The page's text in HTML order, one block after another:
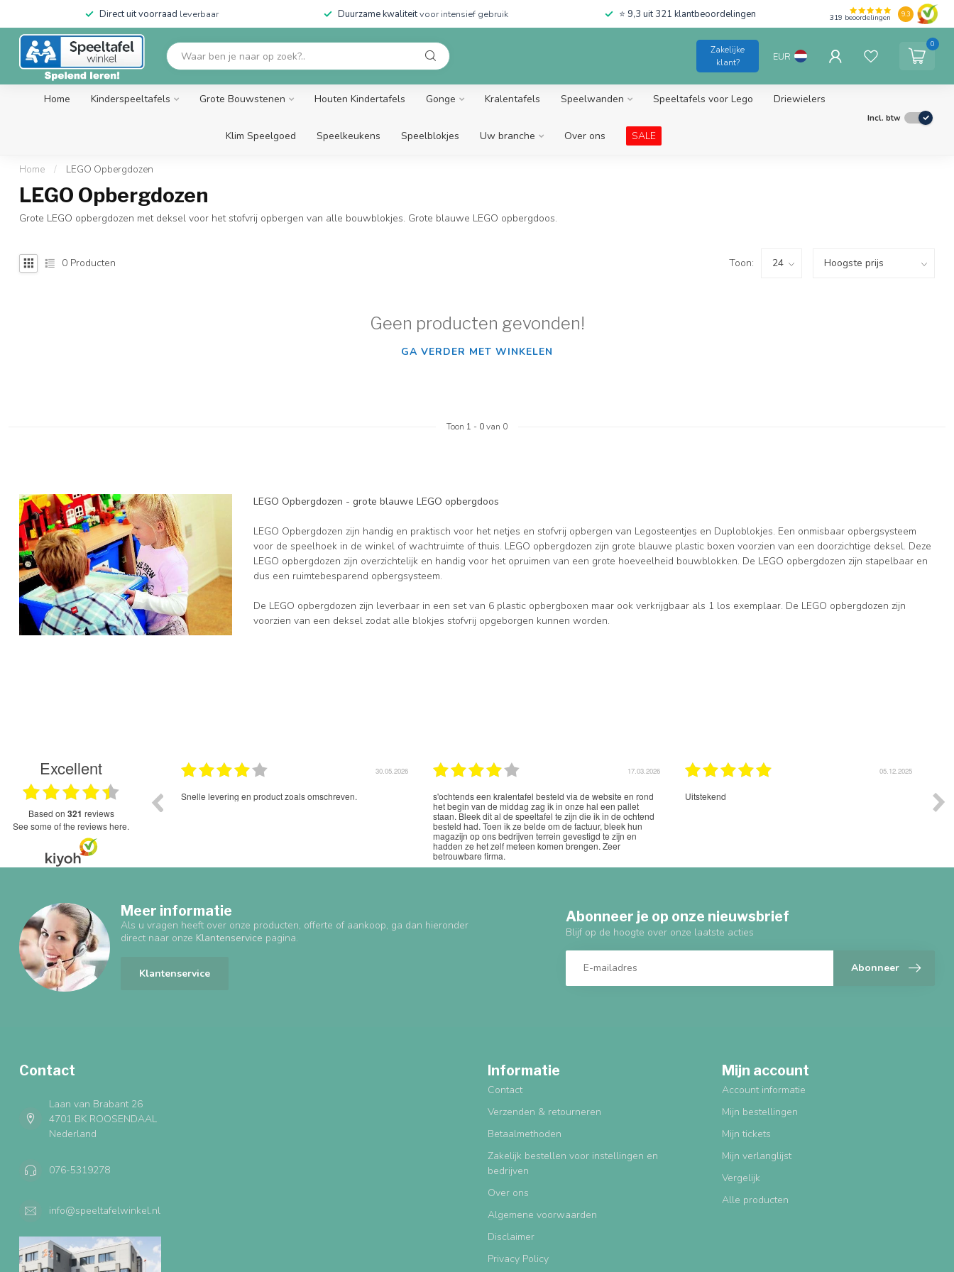
Direct uit voorraad leverbaar Duurzame kwaliteitvoor intensief gebruik ⭐ 9,3 uit 321 klantbeoordelingen 319 beoordelingen 9.3
Zakelijke
klant?
EUR
0
Home Kinderspeeltafels Grote Bouwstenen Houten Kindertafels Gonge Kralentafels Speelwanden Speeltafels voor Lego Driewielers
Klim Speelgoed Speelkeukens Speelblokjes Uw branche Over ons SALE
Incl. btw
Home / LEGO Opbergdozen
LEGO Opbergdozen
Grote LEGO opbergdozen met deksel voor het stofvrij opbergen van alle bouwblokjes. Grote blauwe LEGO opbergdoos.
0 Producten Toon:
Geen producten gevonden!
GA VERDER MET WINKELEN
Toon 1 - 0van 0
LEGO Opbergdozen - grote blauwe LEGO opbergdoos
LEGO Opbergdozen zijn handig en praktisch voor het netjes en stofvrij opbergen van Legosteentjes en Duploblokjes. Een onmisbaar opbergsysteem
voor de speelhoek in de winkel of wachtruimte of thuis. LEGO opbergdozen zijn grote blauwe plastic boxen voorzien van een doorzichtige deksel. Deze
LEGO opbergdozen zijn overzichtelijk en handig voor het opruimen van een grote hoeveelheid bouwblokken. De LEGO opbergdozen zijn stapelbaar en
dus een ruimtebesparend opbergsysteem.
De LEGO opbergdozen zijn leverbaar in een set van 6 plastic opbergboxen maar ook verkrijgbaar als 1 los exemplaar. De LEGO opbergdozen zijn
voorzien van een deksel zodat alle blokjes stofvrij opgeborgen kunnen worden.
Excellent
based on 321 reviews
see some of the reviews here.
11.11.2024
waardoor ik een
Snelle levering en product zoals omschreven.
s'ochtends een kralentafel besteld via de website en rond
het begin van de middag zag ik in onze hal een pallet
staan. Bleek dit al de speeltafel te zijn die ik in de ochtend
besteld had. Toen ik ze belde om de factuur, bleek hun
magazijn op ons bedrijven terrein gevestigd te zijn en
hadden ze het zelf meteen komen brengen. Zeer
Uitstekend Mooie spullen, netjes
Meer informatie
Als u vragen heeft over onze producten, offerte of aankoop, ga dan hieronder
direct naar onze Klantenservice pagina.
Klantenservice
Abonneer je op onze nieuwsbrief
Blijf op de hoogte over onze laatste acties
Abonneer
Contact
Laan van Brabant 26
4701 BK ROOSENDAAL
Nederland
076-5319278
info@speeltafelwinkel.nl
Informatie
Contact
Verzenden & retourneren
Betaalmethoden
Zakelijk bestellen voor instellingen en
bedrijven
Over ons
Algemene voorwaarden
Disclaimer
Privacy Policy
Mijn account
Account informatie
Mijn bestellingen
Mijn tickets
Mijn verlanglijst
Vergelijk
Alle producten